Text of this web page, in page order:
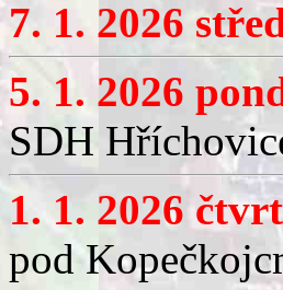
7. 1. 2026
5. 1. 2026
SDH
1. 1. 2026
pod